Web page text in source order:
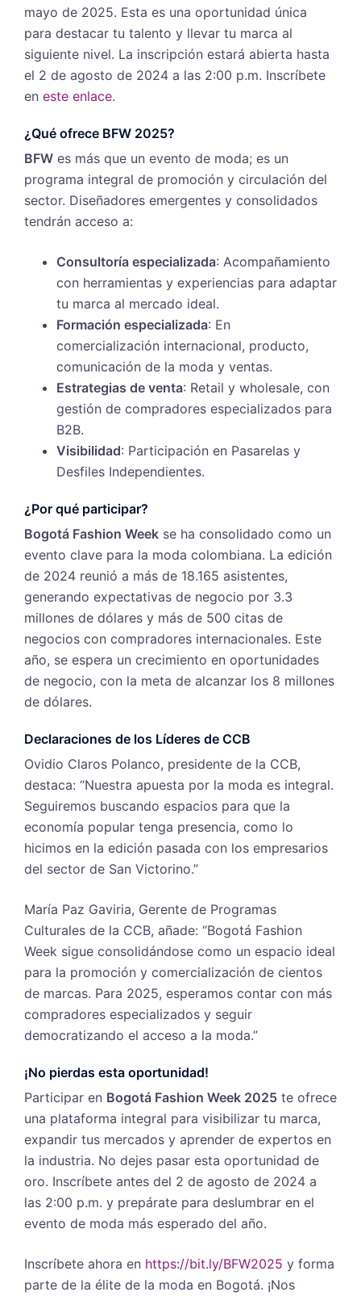
mayo de 2025. Esta es una oportunidad única
para destacar tu talento y llevar tu marca al
siguiente nivel. La inscripción estará abierta hasta
el 2 de agosto de 2024 a las 2:00 p.m. Inscríbete
en este enlace.
¿Qué ofrece BFW 2025?
BFW es más que un evento de moda; es un
programa integral de promoción y circulación del
sector. Diseñadores emergentes y consolidados
tendrán acceso a:
Consultoría especializada: Acompañamiento
con herramientas y experiencias para adaptar
tu marca al mercado ideal.
Formación especializada: En
comercialización internacional, producto,
comunicación de la moda y ventas.
Estrategias de venta: Retail y wholesale, con
gestión de compradores especializados para
B2B.
Visibilidad: Participación en Pasarelas y
Desfiles Independientes.
¿Por qué participar?
Bogotá Fashion Week se ha consolidado como un
evento clave para la moda colombiana. La edición
de 2024 reunió a más de 18.165 asistentes,
generando expectativas de negocio por 3.3
millones de dólares y más de 500 citas de
negocios con compradores internacionales. Este
año, se espera un crecimiento en oportunidades
de negocio, con la meta de alcanzar los 8 millones
de dólares.
Declaraciones de los Líderes de CCB
Ovidio Claros Polanco, presidente de la CCB,
destaca: “Nuestra apuesta por la moda es integral.
Seguiremos buscando espacios para que la
economía popular tenga presencia, como lo
hicimos en la edición pasada con los empresarios
del sector de San Victorino.”
María Paz Gaviria, Gerente de Programas
Culturales de la CCB, añade: “Bogotá Fashion
Week sigue consolidándose como un espacio ideal
para la promoción y comercialización de cientos
de marcas. Para 2025, esperamos contar con más
compradores especializados y seguir
democratizando el acceso a la moda.”
¡No pierdas esta oportunidad!
Participar en Bogotá Fashion Week 2025 te ofrece
una plataforma integral para visibilizar tu marca,
expandir tus mercados y aprender de expertos en
la industria. No dejes pasar esta oportunidad de
oro. Inscríbete antes del 2 de agosto de 2024 a
las 2:00 p.m. y prepárate para deslumbrar en el
evento de moda más esperado del año.
Inscríbete ahora en https://bit.ly/BFW2025 y forma
parte de la élite de la moda en Bogotá. ¡Nos